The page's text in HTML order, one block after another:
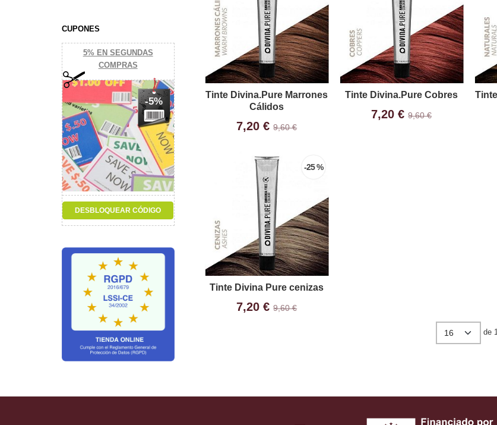
CUPONES
5% EN SEGUNDAS
COMPRAS
-5%
Tinte Divina.Pure Marrones
Cálidos
7,20 €9,60 €
Tinte Divina.Pure Cobres
7,20 €9,60 €
-25 %
Tinte Divina Pure cenizas
7,20 €9,60 €
de